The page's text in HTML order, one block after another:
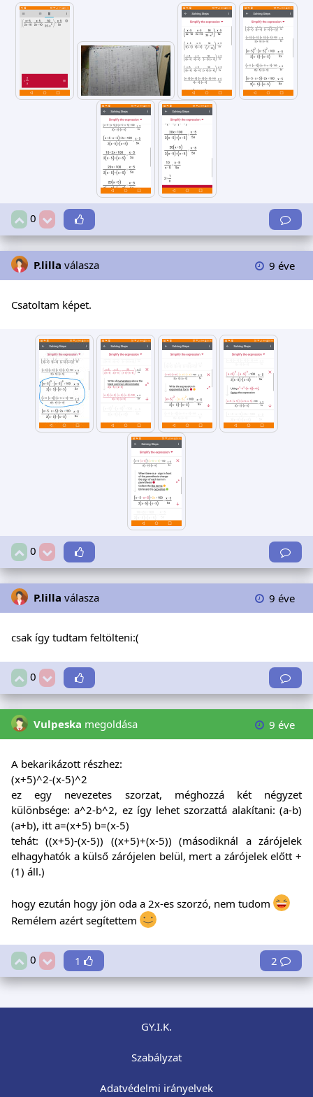
0
P.lilla válasza 9 éve
Csatoltam képet.
0
P.lilla válasza 9 éve
csak így tudtam feltölteni:(
0
Vulpeska megoldása 9 éve
A bekarikázott részhez:
(x+5)^2-(x-5)^2
ez egy nevezetes szorzat, méghozzá két négyzet
különbsége: a^2-b^2, ez így lehet szorzattá alakítani: (a-b)
(a+b), itt a=(x+5) b=(x-5)
tehát: ((x+5)-(x-5)) ((x+5)+(x-5)) (másodiknál a zárójelek
elhagyhatók a külső zárójelen belül, mert a zárójelek előtt +
(1) áll.)
hogy ezután hogy jön oda a 2x-es szorzó, nem tudom
Remélem azért segítettem
0 1 2
GY.I.K.
Szabályzat
Adatvédelmi irányelvek